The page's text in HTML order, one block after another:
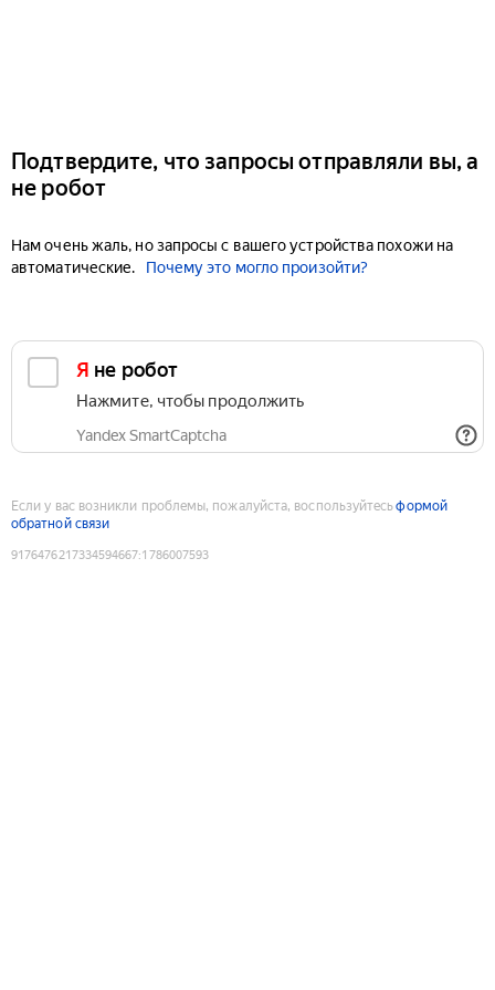
Подтвердите, что запросы отправляли вы, а
не робот
Нам очень жаль, но запросы с вашего устройства похожи на
автоматические.
Почему это могло произойти?
Я не робот
Нажмите, чтобы продолжить
Yandex SmartCaptcha
Если у вас возникли проблемы, пожалуйста, воспользуйтесьформой
обратной связи
9176476217334594667:1786007593